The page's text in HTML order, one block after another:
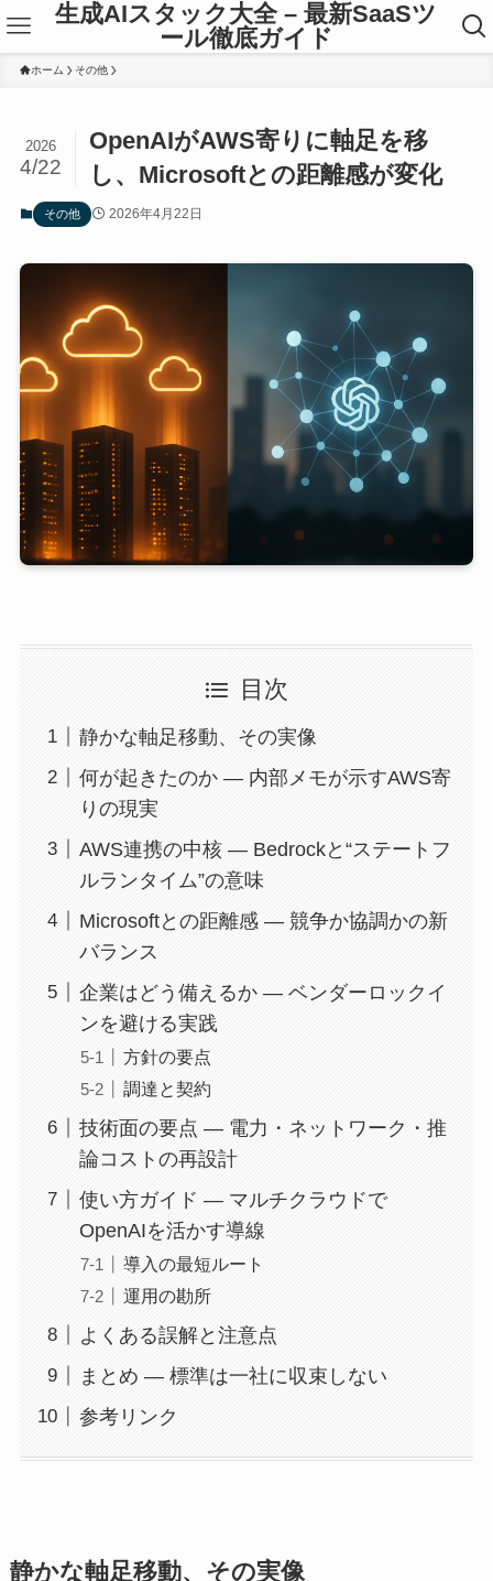
生成AIスタック大全 – 最新SaaSツ
ール徹底ガイド
ホーム その他
OpenAIがAWS寄りに軸足を移
し、Microsoftとの距離感が変化
2026
4/22
その他 2026年4月22日
目次
静かな軸足移動、その実像
何が起きたのか — 内部メモが示すAWS寄
りの現実
AWS連携の中核 — Bedrockと“ステートフ
ルランタイム”の意味
Microsoftとの距離感 — 競争か協調かの新
バランス
企業はどう備えるか — ベンダーロックイ
ンを避ける実践
方針の要点
調達と契約
技術面の要点 — 電力・ネットワーク・推
論コストの再設計
使い方ガイド — マルチクラウドで
OpenAIを活かす導線
導入の最短ルート
運用の勘所
よくある誤解と注意点
まとめ — 標準は一社に収束しない
参考リンク
静かな軸足移動、その実像